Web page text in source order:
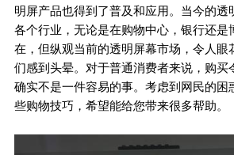
明屏产品也得到了普及和应用。当今的透
各个行业，无论是在购物中心，银行还是
在，但纵观当前的透明屏幕市场，令人眼
们感到头晕。对于普通消费者来说，购买
确实不是一件容易的事。考虑到网民的困
些购物技巧，希望能给您带来很多帮助。